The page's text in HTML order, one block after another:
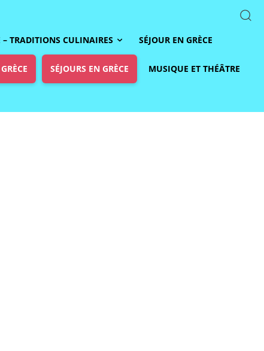
TRADITIONS CULINAIRES SÉJOUR EN GRÈCE
SÉJOURS EN GRÈCE MUSIQUE ET THÉÂTRE